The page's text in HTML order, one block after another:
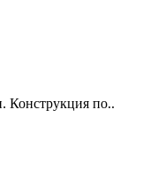
Конструкция по..